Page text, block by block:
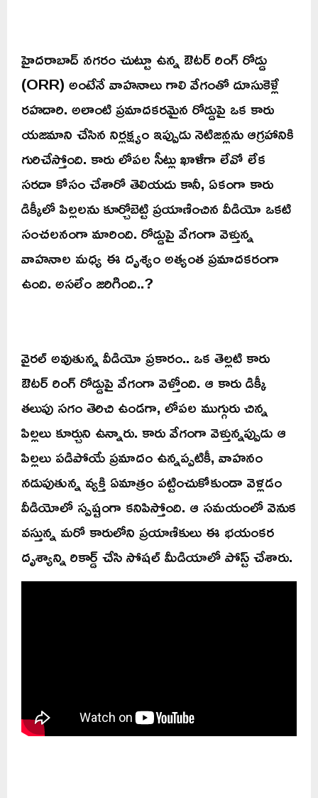
హైదరాబాద్ నగరం చుట్టూ ఉన్న ఔటర్ రింగ్ రోడ్డు
(ORR) అంటేనే వాహనాలు గాలి వేగంతో దూసుకెళ్లే
రహదారి. అలాంటి ప్రమాదకరమైన రోడ్డుపై ఒక కారు
యజమాని చేసిన నిర్లక్ష్యం ఇప్పుడు నెటిజన్లను ఆగ్రహానికి
గురిచేస్తోంది. కారు లోపల సీట్లు ఖాళీగా లేవో లేక
సరదా కోసం చేశారో తెలియదు కానీ, ఏకంగా కారు
డిక్కీలో పిల్లలను కూర్చోబెట్టి ప్రయాణించిన వీడియో ఒకటి
సంచలనంగా మారింది. రోడ్డుపై వేగంగా వెళ్తున్న
వాహనాల మధ్య ఈ దృశ్యం అత్యంత ప్రమాదకరంగా
ఉంది. అసలేం జరిగింది..?
వైరల్ అవుతున్న వీడియో ప్రకారం.. ఒక తెల్లటి కారు
ఔటర్ రింగ్ రోడ్డుపై వేగంగా వెళ్తోంది. ఆ కారు డిక్కీ
తలుపు సగం తెరిచి ఉండగా, లోపల ముగ్గురు చిన్న
పిల్లలు కూర్చుని ఉన్నారు. కారు వేగంగా వెళ్తున్నప్పుడు ఆ
పిల్లలు పడిపోయే ప్రమాదం ఉన్నప్పటికీ, వాహనం
నడుపుతున్న వ్యక్తి ఏమాత్రం పట్టించుకోకుండా వెళ్లడం
వీడియోలో స్పష్టంగా కనిపిస్తోంది. ఆ సమయంలో వెనుక
వస్తున్న మరో కారులోని ప్రయాణికులు ఈ భయంకర
దృశ్యాన్ని రికార్డ్ చేసి సోషల్ మీడియాలో పోస్ట్ చేశారు.